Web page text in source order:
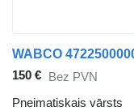
150 € Bez PVN
Pneimatiskais vārsts